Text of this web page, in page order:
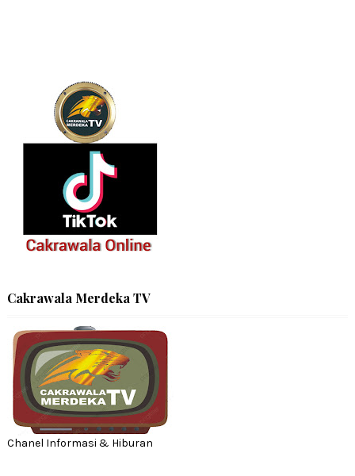
Cakrawala Merdeka TV
Chanel Informasi & Hiburan